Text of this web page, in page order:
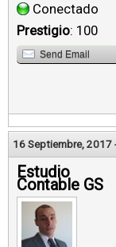
Conectado
Prestigio: 100
Send Email
16 Septiembre, 2017
Estudio
Contable GS